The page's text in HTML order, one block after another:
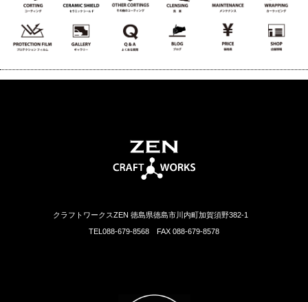
クラフトワークスZEN 徳島県徳島市川内町加賀須野382-1
TEL088-679-8568 FAX 088-679-8578